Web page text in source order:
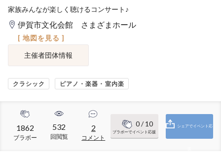
家族みんなが楽しく聴けるコンサート♪
伊賀市文化会館 さまざまホール
[ 地図を見る ]
主催者団体情報
クラシック ピアノ・楽器・室内楽
1862
ブラボー
532
回閲覧
2
コメント
0/ 10
ブラボーでイベント応援
シェアでイベント応